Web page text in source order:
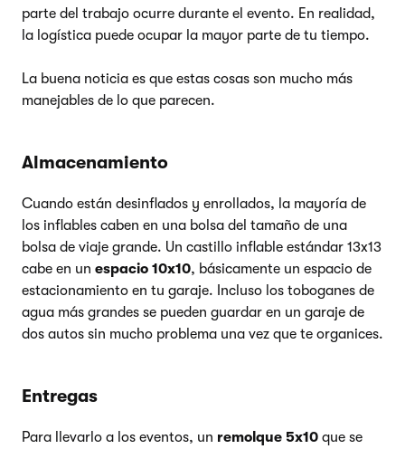
parte del trabajo ocurre durante el evento. En realidad,
la logística puede ocupar la mayor parte de tu tiempo.
La buena noticia es que estas cosas son mucho más
manejables de lo que parecen.
Almacenamiento
Cuando están desinflados y enrollados, la mayoría de
los inflables caben en una bolsa del tamaño de una
bolsa de viaje grande. Un castillo inflable estándar 13x13
cabe en un espacio 10x10, básicamente un espacio de
estacionamiento en tu garaje. Incluso los toboganes de
agua más grandes se pueden guardar en un garaje de
dos autos sin mucho problema una vez que te organices.
Entregas
Para llevarlo a los eventos, un remolque 5x10 que se